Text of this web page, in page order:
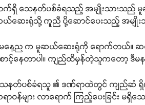
ရှိ သေနတ်ပစ်ခံရသည့် အမျိုးသားသည် မူဆ
ဆေးရုံသို့ ကူညီ ပို့ဆောင်ပေးသည့် အမျိုးသ
မနေ့ည က မူဆယ်ဆေးရုံကို ရောက်တယ်။ ဆ
ာင့်နေတာပါ။ ကျည်ထိမှန်တဲ့သူကတော့ ဒီမနက်
နတ်ပစ်ခံရသူ ၏ ဒဏ်ရာထဲတွင် ကျည်ဆံ ရှိ၊ မ
ာဝန်များ လာရောက် ကြည့်ပေးခြင်း မရှိသ